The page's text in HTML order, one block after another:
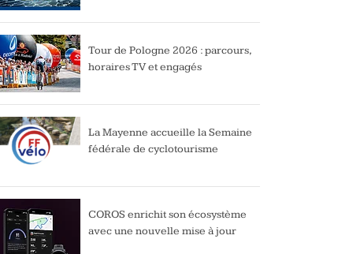
Tour de Pologne 2026 : parcours,
horaires TV et engagés
La Mayenne accueille la Semaine
fédérale de cyclotourisme
COROS enrichit son écosystème
avec une nouvelle mise à jour